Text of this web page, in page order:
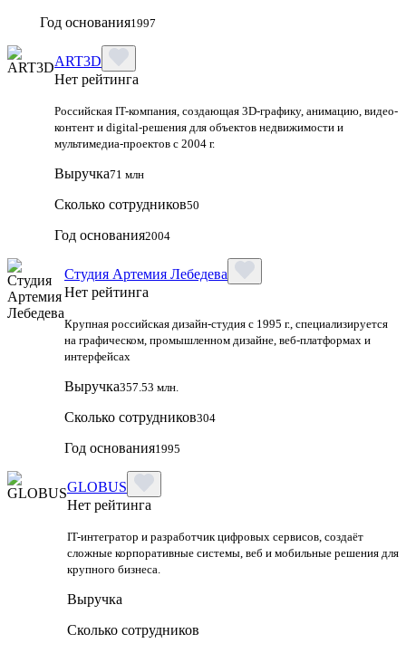
Год основания1997
ART3D
Нет рейтинга
Российская IT-компания, создающая 3D-графику, анимацию, видео-
контент и digital-решения для объектов недвижимости и
мультимедиа-проектов с 2004 г.
Выручка71 млн
Сколько сотрудников50
Год основания2004
Студия Артемия Лебедева
Нет рейтинга
Крупная российская дизайн‑студия с 1995 г., специализируется
на графическом, промышленном дизайне, веб‑платформах и
интерфейсах
Выручка357.53 млн.
Сколько сотрудников304
Год основания1995
GLOBUS
Нет рейтинга
IT-интегратор и разработчик цифровых сервисов, создаёт
сложные корпоративные системы, веб и мобильные решения для
крупного бизнеса.
Выручка
Сколько сотрудников